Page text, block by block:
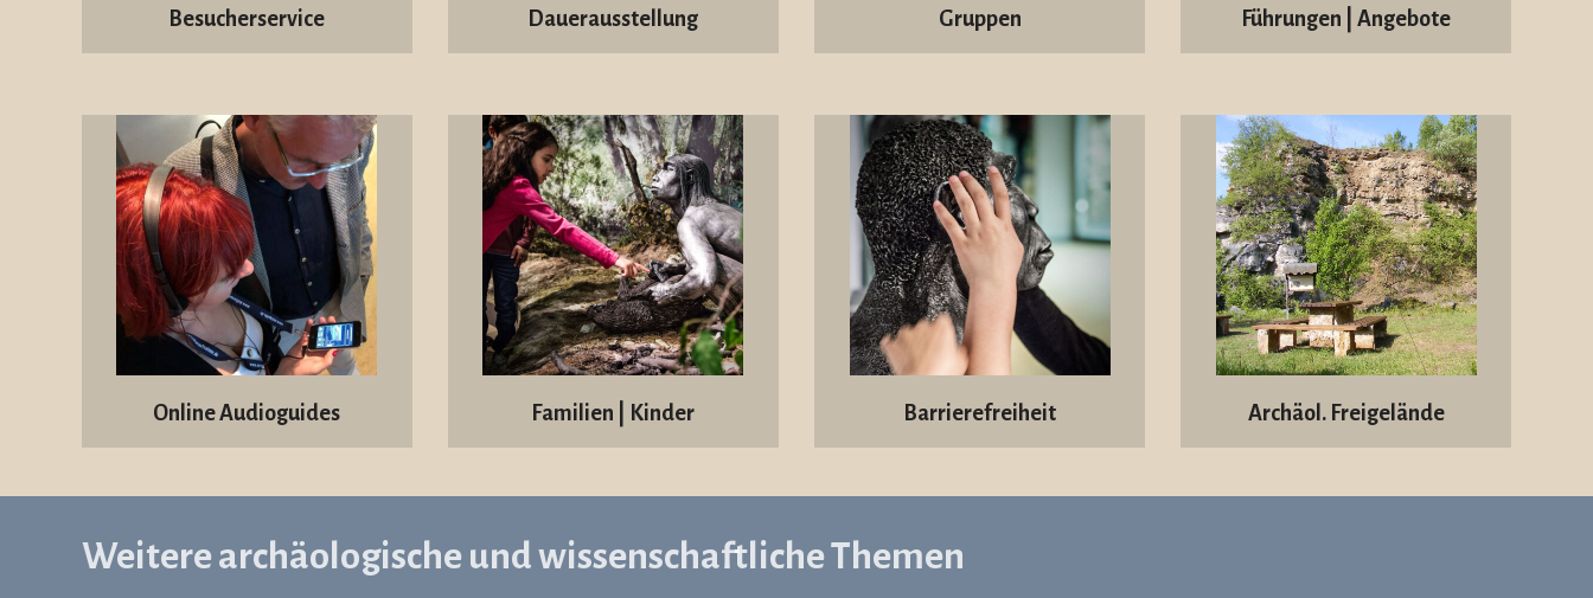
Besucherservice Dauerausstellung Gruppen Führungen | Angebote
Online Audioguides Familien | Kinder Barrierefreiheit Archäol. Freigelände
Weitere archäologische und wissenschaftliche Themen